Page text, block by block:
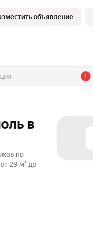
объявление
1
в
по
29 м² до